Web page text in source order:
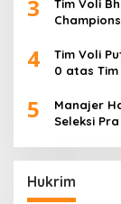
3
Tim Voli
4
Tim Voli
0 atas Tim
5
Manajer
Seleksi
Hukrim